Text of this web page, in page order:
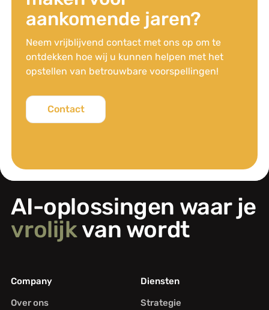
aankomende jaren?
Neem vrijblijvend contact met ons op om te
ontdekken hoe wij u kunnen helpen met het
opstellen van betrouwbare voorspellingen!
Contact
AI-oplossingen waar je
vrolijkvan wordt
Company
Over ons
Diensten
Strategie